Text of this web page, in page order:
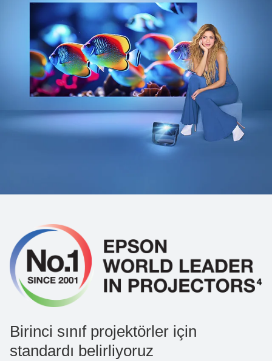
Birinci sınıf projektörler için
standardı belirliyoruz